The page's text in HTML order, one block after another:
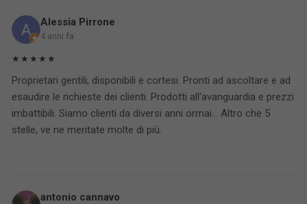
Alessia Pirrone
4 anni fa
★★★★★
Proprietari gentili, disponibili e cortesi. Pronti ad ascoltare e ad
esaudire le richieste dei clienti. Prodotti all'avanguardia e prezzi
imbattibili. Siamo clienti da diversi anni ormai... Altro che 5
stelle, ve ne meritate molte di più.
antonio cannavo